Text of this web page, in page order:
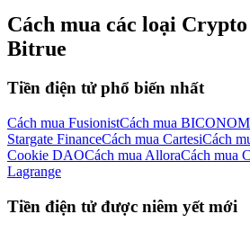
Cách mua các loại
Bitrue
Tiền điện tử phổ biến nhất
Cách mua FusionistCách mua
Stargate FinanceCách mua CartesiCách
Cookie DAOCách mua AlloraCách mua
Lagrange
Tiền điện tử được niêm yết mới